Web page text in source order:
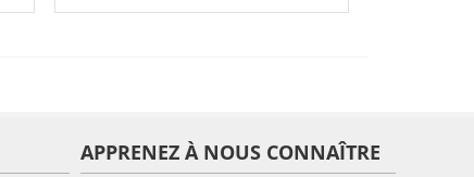
APPRENEZ À NOUS CONNAÎTRE